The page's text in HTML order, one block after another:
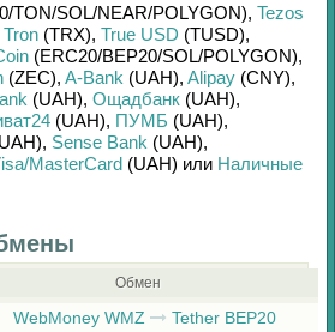
TON/SOL/NEAR/POLYGON), Tezos
Tron (TRX), True USD (TUSD),
(ERC20/BEP20/SOL/POLYGON),
(ZEC), A-Bank (UAH), Alipay (CNY),
(UAH), Ощадбанк (UAH),
(UAH), ПУМБ (UAH),
, Sense Bank (UAH),
MasterCard (UAH) или Наличные
Обмен
WebMoney WMZ Tether BEP20